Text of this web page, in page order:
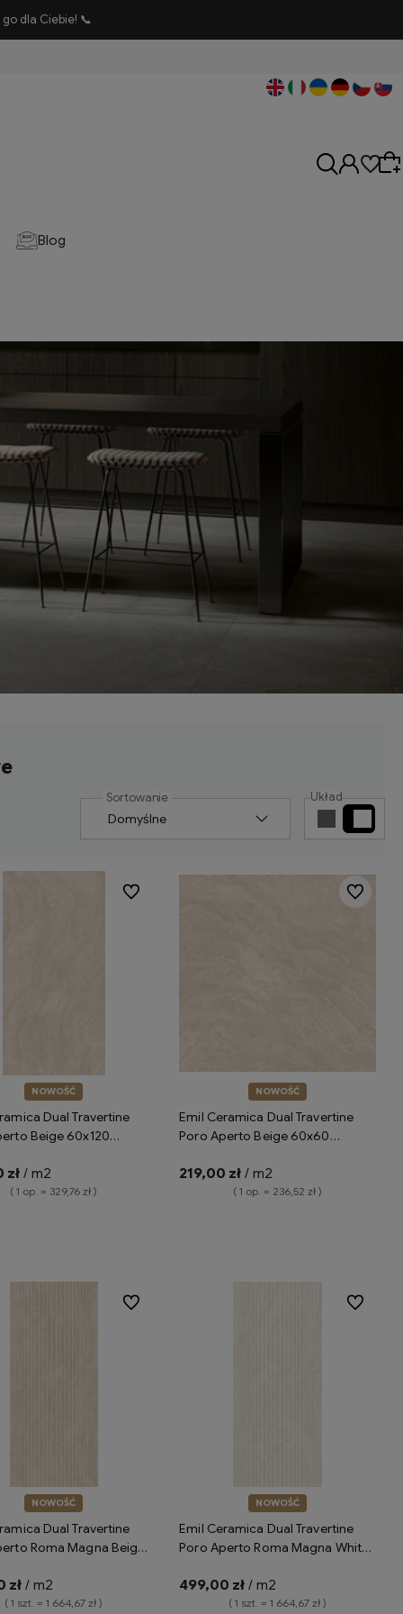
dla Ciebie! 📞
produkty do listy z poprzedniej sesji.
Blog
Układ
NOWOŚĆ
Dual Travertine
Beige 60x120
trawertyn
zł/ m2
( 1 op. = 329,76 zł )
Do ulubionych
NOWOŚĆ
Emil Ceramica Dual Travertine
Poro Aperto Beige 60x60
imitujące trawertyn
219,00 zł / m2
( 1 op. = 236,52 zł )
Do
NOWOŚĆ
Dual Travertine
Roma Magna Beige
imitujące trawertyn
zł/ m2
( 1 szt. = 1 664,67 zł )
Do ulubionych
NOWOŚĆ
Emil Ceramica Dual Travertine
Poro Aperto Roma Magna White
gresowe imitujące trawertyn
499,00 zł / m2
( 1 szt. = 1 664,67 zł )
Do